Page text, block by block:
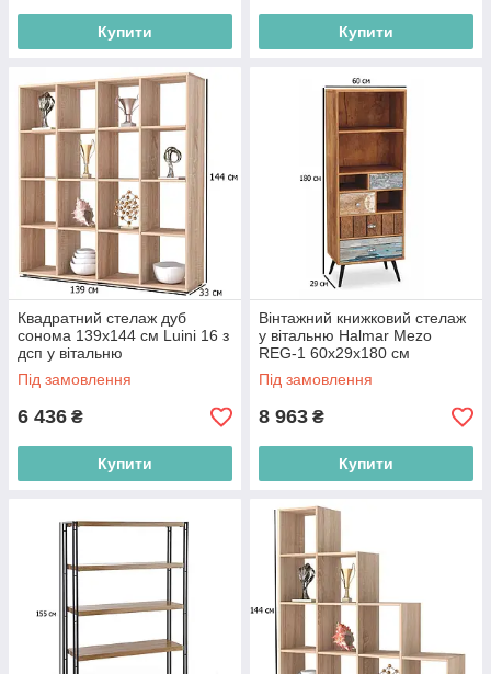
Купити Купити
Квадратний стелаж дуб
сонома 139х144 см Luini 16 з
дсп у вітальню
Під замовлення
6 436 ₴
Купити
Вінтажний книжковий стелаж
у вітальню Halmar Mezo
REG-1 60х29х180 см
різнокольоровий на чорних
ніжках
Під замовлення
8 963 ₴
Купити